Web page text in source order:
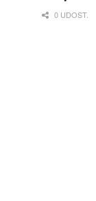
z domów
0 UDOST.